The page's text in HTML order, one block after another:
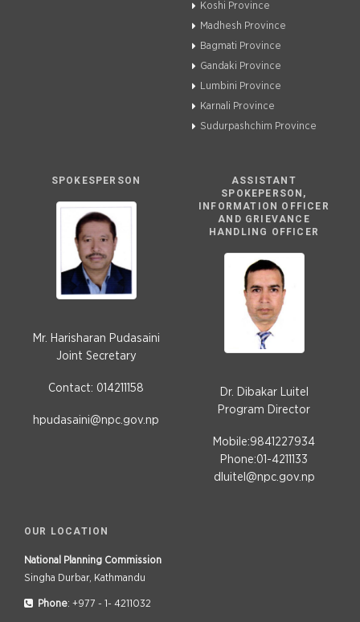
Koshi Province
Madhesh Province
Bagmati Province
Gandaki Province
Lumbini Province
Karnali Province
Sudurpashchim Province
SPOKESPERSON
Mr. Harisharan Pudasaini
Joint Secretary
Contact: 014211158
hpudasaini@npc.gov.np
ASSISTANT
SPOKEPERSON,
INFORMATION OFFICER
AND GRIEVANCE
HANDLING OFFICER
Dr. Dibakar Luitel
Program Director
Mobile:9841227934
Phone:01-4211133
dluitel@npc.gov.np
OUR LOCATION
National Planning Commission
Singha Durbar, Kathmandu
Phone: +977 - 1- 4211032